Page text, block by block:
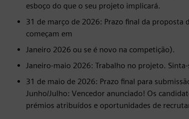
esboço do que o seu projeto implicará.
31 de março de 2026: Prazo final da
começam em
Janeiro 2026 ou se é novo na competição).
Janeiro-maio 2026: Trabalho no projeto.
31 de maio de 2026: Prazo final para
Junho/Julho: Vencedor anunciado! Os
prémios atribuídos e oportunidades de